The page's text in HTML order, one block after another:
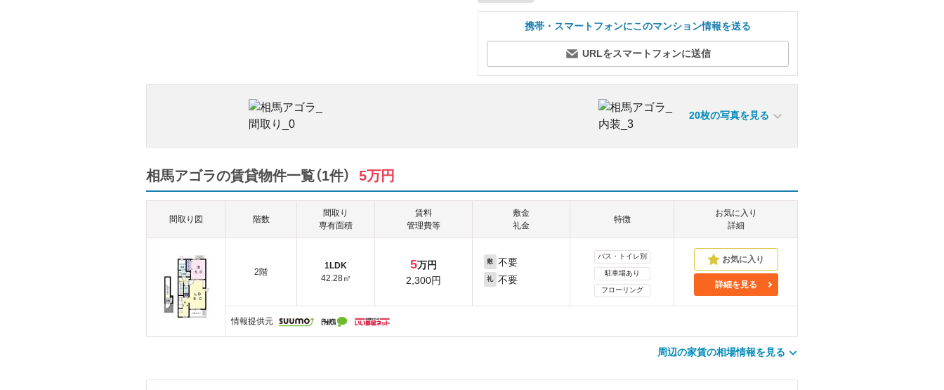
携帯・スマートフォンにこのマンション情報を送る
URLをスマートフォンに送信
20枚の写真を見る
相馬アゴラの賃貸物件一覧（1件） 5万円
間取り図 階数
間取り
専有面積
賃料
管理費等
敷金
礼金
特徴
お気に入り
詳細
2階
1LDK
42.28㎡
5万円
2,300円
敷 不要
礼 不要
バス・トイレ別
駐車場あり
フローリング
詳細を見る
情報提供元
周辺の家賃の相場情報を見る